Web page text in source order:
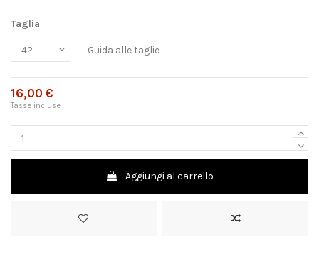
Taglia
Guida alle taglie
16,00 €
Tasse incluse
Aggiungi al carrello